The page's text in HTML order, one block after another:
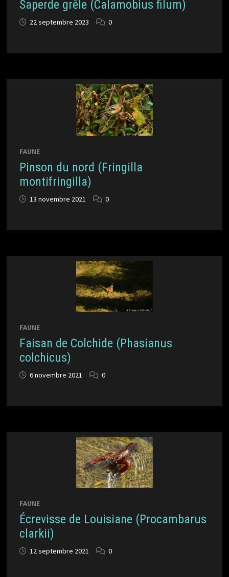
Saperde grêle (Calamobius filum)
22 septembre 2023 0
FAUNE
Pinson du nord (Fringilla
montifringilla)
13 novembre 2021 0
FAUNE
Faisan de Colchide (Phasianus
colchicus)
6 novembre 2021 0
FAUNE
Écrevisse de Louisiane (Procambarus
clarkii)
12 septembre 2021 0